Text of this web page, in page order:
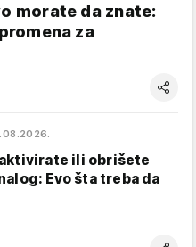
morate da znate:
za
ili obrišete
Evo šta treba da